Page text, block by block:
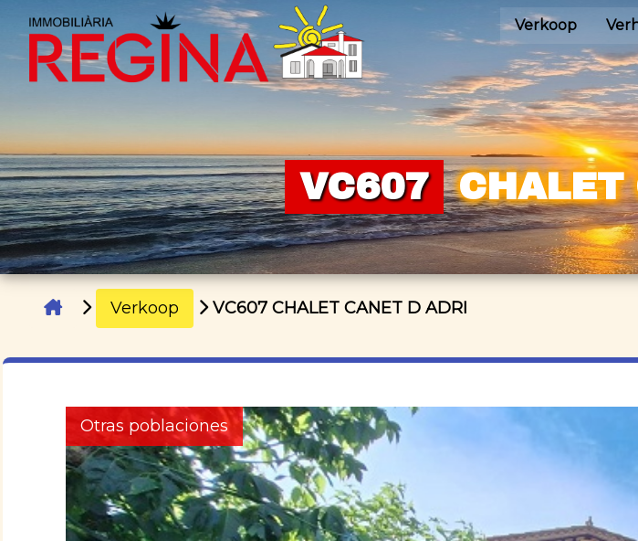
VC607 CHALET
Verkoop
Verkoop VC607 CHALET CANET D ADRI
Otras poblaciones